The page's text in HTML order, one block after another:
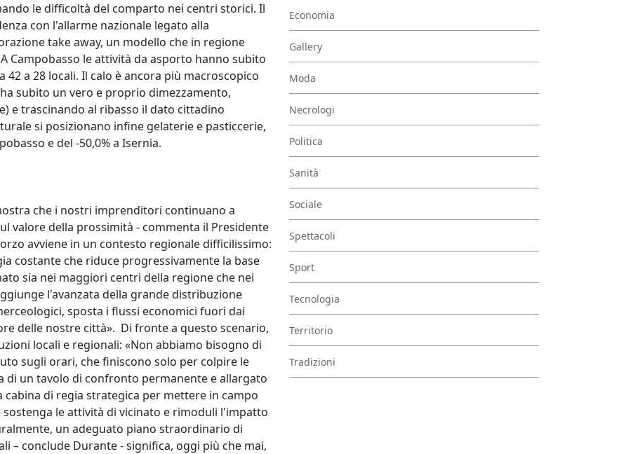
le difficoltà del comparto nei centri storici. Il
con l'allarme nazionale legato alla
take away, un modello che in regione
Campobasso le attività da asporto hanno subito
a 28 locali. Il calo è ancora più macroscopico
subito un vero e proprio dimezzamento,
e trascinando al ribasso il dato cittadino
si posizionano infine gelaterie e pasticcerie,
e del -50,0% a Isernia.
che i nostri imprenditori continuano a
valore della prossimità - commenta il Presidente
avviene in un contesto regionale difficilissimo:
costante che riduce progressivamente la base
sia nei maggiori centri della regione che nei
l'avanzata della grande distribuzione
sposta i flussi economici fuori dai
delle nostre città». Di fronte a questo scenario,
locali e regionali: «Non abbiamo bisogno di
sugli orari, che finiscono solo per colpire le
di un tavolo di confronto permanente e allargato
di regia strategica per mettere in campo
le attività di vicinato e rimoduli l'impatto
un adeguato piano straordinario di
– conclude Durante - significa, oggi più che mai,
Economia
Gallery
Moda
Necrologi
Politica
Sanità
Sociale
Spettacoli
Sport
Tecnologia
Territorio
Tradizioni